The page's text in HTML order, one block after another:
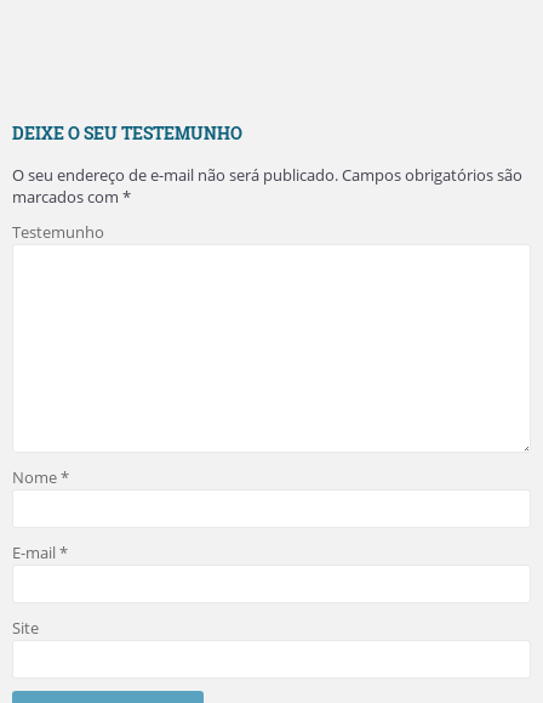
DEIXE O SEU TESTEMUNHO
O seu endereço de e-mail não será publicado.Campos obrigatórios são
marcados com *
Testemunho
Nome*
E-mail*
Site